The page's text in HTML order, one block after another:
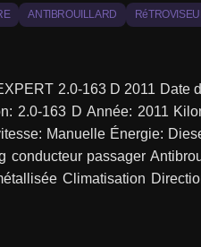
ANTIBROUILLARD
2.0-163 D 2011 Date
2.0-163 D Année: 2011
Manuelle Énergie:
passager
Climatisation